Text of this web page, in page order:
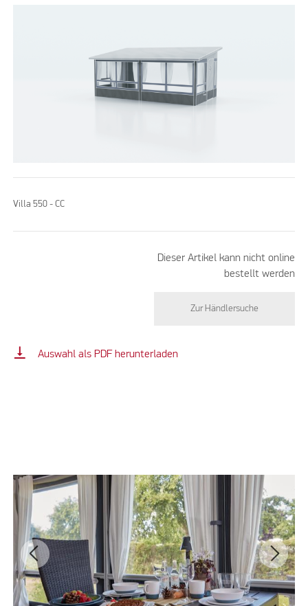
Villa 550 - CC
Dieser Artikel kann nicht online
bestellt werden
Zur Händlersuche
vertical_align_bottom Auswahl als PDF herunterladen